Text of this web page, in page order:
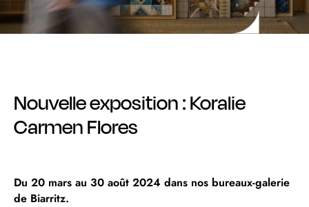
Nouvelle exposition : Koralie
Carmen Flores
Du 20 mars au 30 août 2024 dans nos bureaux-galerie
de Biarritz.